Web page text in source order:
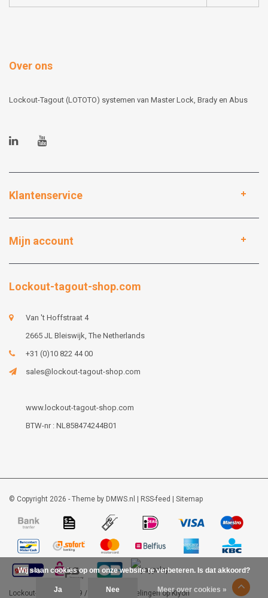
Over ons
Lockout-Tagout (LOTOTO) systemen van Master Lock, Brady en Abus
Klantenservice
Mijn account
Lockout-tagout-shop.com
Van 't Hoffstraat 4
2665 JL Bleiswijk, The Netherlands
+31 (0)10 822 44 00
sales@lockout-tagout-shop.com
www.lockout-tagout-shop.com
BTW-nr : NL858474244B01
© Copyright 2026 - Theme by DMWS.nl | RSS-feed | Sitemap
Lockout-tagout-shop 9 / 48beoordelingen opKiyoh
Wij slaan cookies op om onze website te verbeteren. Is dat akkoord?
Ja Nee Meer over cookies »